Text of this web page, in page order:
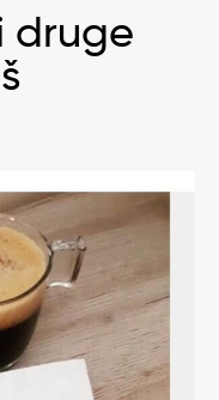
druge